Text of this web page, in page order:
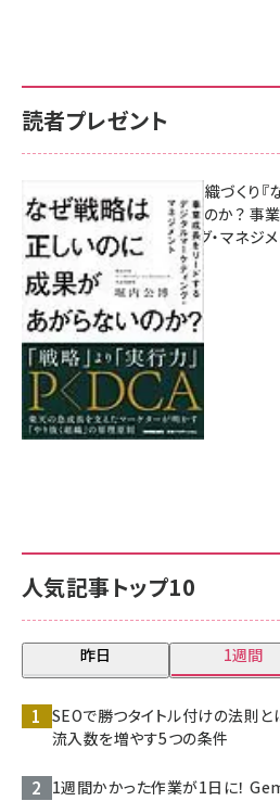
人気記事トップ10
昨日 1週間
SEOで勝つタイトル付けの法則と
流入数を増やす5つの条件
1週間かかった作業が1日に！
読者プレゼント
成果を生む組織づくり
があがらないのか？ 事
マーケティング・マネジ
8月7日 10:00